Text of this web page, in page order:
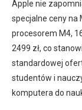
Apple nie
specjalne ceny na
procesorem M4,
2499 zł, co
standardowej
studentów i
komputera do